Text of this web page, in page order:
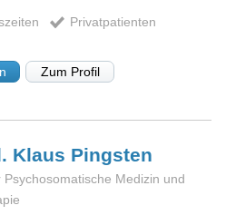
Privatpatienten
Zum Profil
Klaus Pingsten
Psychosomatische Medizin und